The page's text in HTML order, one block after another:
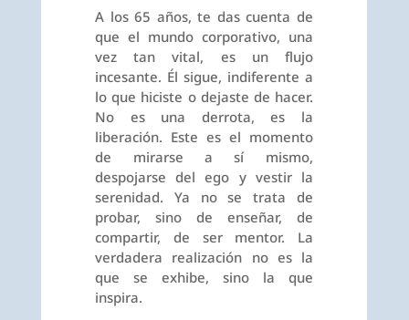
A los 65 años, te das cuenta de
que el mundo corporativo, una
vez tan vital, es un flujo
incesante. Él sigue, indiferente a
lo que hiciste o dejaste de hacer.
No es una derrota, es la
liberación. Este es el momento
de mirarse a sí mismo,
despojarse del ego y vestir la
serenidad. Ya no se trata de
probar, sino de enseñar, de
compartir, de ser mentor. La
verdadera realización no es la
que se exhibe, sino la que
inspira.